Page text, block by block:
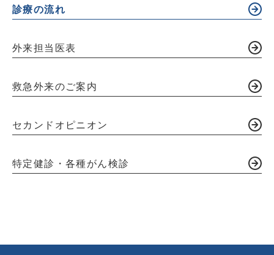
診療の流れ
外来担当医表
救急外来のご案内
セカンドオピニオン
特定健診・各種がん検診